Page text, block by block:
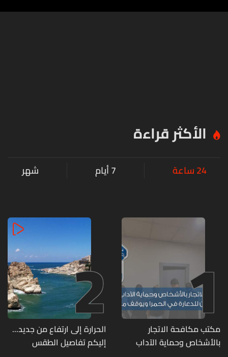
الأكثر قراءة
24 ساعة 7 أيام شهر
1
مكتب مكافحة الاتجار
بالأشخاص وحماية الآداب
2
الحرارة إلى ارتفاع من جديد...
إليكم تفاصيل الطقس